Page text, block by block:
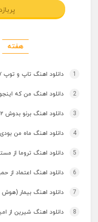
هفته
1 دانلود اهنگ تاپ و توپ ۷ از دی جی تی ان تی
2 دانلود اهنگ من که
3 دانلود اهنگ برنو بدوش ۲ از امیر خجسته
4 دانلود اهنگ ماه من
5 دانلود اهنگ تروما از
6 دانلود اهنگ اعتماد از
7 دانلود اهنگ بیمار
8 دانلود اهنگ شیرین از